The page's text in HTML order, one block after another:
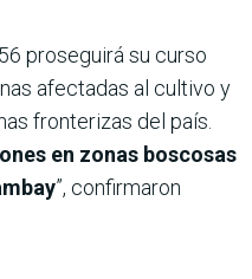
proseguirá su curso
afectadas al cultivo y
fronterizas del país.
en zonas boscosas
”, confirmaron